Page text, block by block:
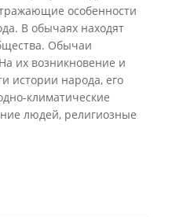
особенности
В обычаях находят
Обычаи
их возникновение и
истории народа, его
климатические
людей, религиозные